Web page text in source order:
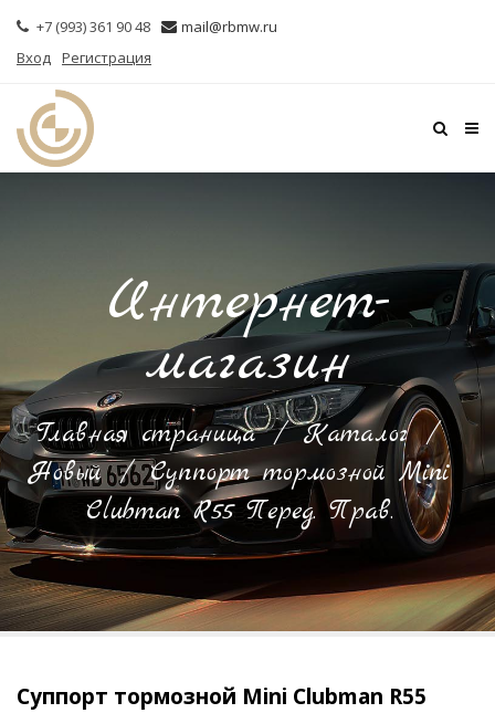
+7 (993) 361 90 48
mail@rbmw.ru
Вход Регистрация
Интернет-
магазин
Главная страница /Каталог /
Новый /Суппорт тормозной Mini
Clubman R55 Перед. Прав.
Суппорт тормозной Mini Clubman R55